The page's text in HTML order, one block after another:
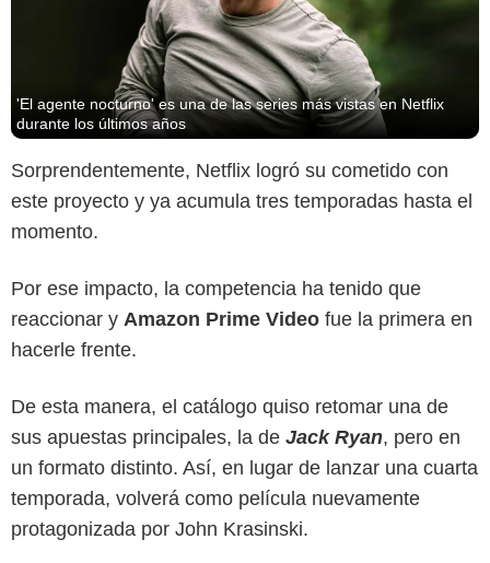
'El agente nocturno' es una de las series más vistas en Netflix
durante los últimos años
Sorprendentemente, Netflix logró su cometido con
este proyecto y ya acumula tres temporadas hasta el
momento.
Por ese impacto, la competencia ha tenido que
reaccionar y Amazon Prime Video fue la primera en
hacerle frente.
De esta manera, el catálogo quiso retomar una de
sus apuestas principales, la de Jack Ryan, pero en
un formato distinto. Así, en lugar de lanzar una cuarta
temporada, volverá como película nuevamente
protagonizada por John Krasinski.